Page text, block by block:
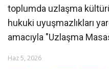
SİYASET
KÜNYE
MALATYA
toplumda uzlaşma
hukuki uyuşmazlıkları
amacıyla "Uzlaşma
Haz 5, 2026